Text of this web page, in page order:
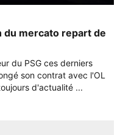
du mercato repart de
du PSG ces derniers
son contrat avec l'OL
d'actualité ...